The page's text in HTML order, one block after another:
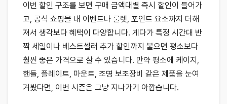
이번 할인 구조를 보면 구매 금액대별 즉시 할인이 들어가
고, 공식 쇼핑몰 내 이벤트나 룰렛, 포인트 요소까지 더해
져서 생각보다 혜택이 다양합니다. 게다가 특정 시간대 반
짝 세일이나 베스트셀러 추가 할인까지 붙으면 평소보다
훨씬 좋은 가격으로 살 수 있습니다. 만약 평소에 케이지,
핸들, 플레이트, 마운트, 조명 보조장비 같은 제품을 눈여
겨봤다면, 이번 시즌은 그냥 지나가기 아깝습니다.